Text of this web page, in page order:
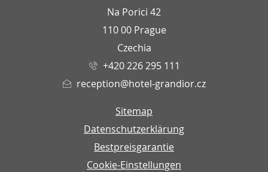
Na Porici 42
110 00 Prague
Czechia
+420 226 295 111
reception@hotel-grandior.cz
Sitemap
Datenschutzerklärung
Bestpreisgarantie
Cookie-Einstellungen